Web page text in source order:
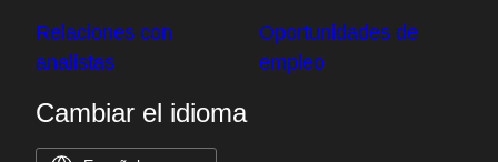
Relaciones con
analistas
Oportunidades de
empleo
Cambiar el idioma